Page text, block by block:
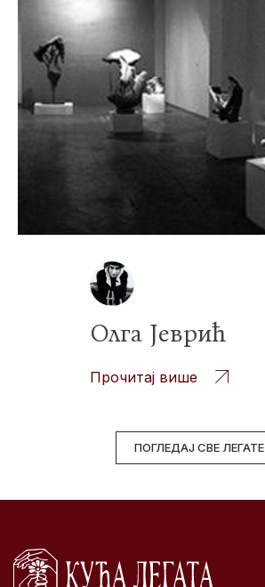
Олга Јеврић
Прочитај више
ПОГЛЕДАЈ СВЕ ЛЕГАТЕ